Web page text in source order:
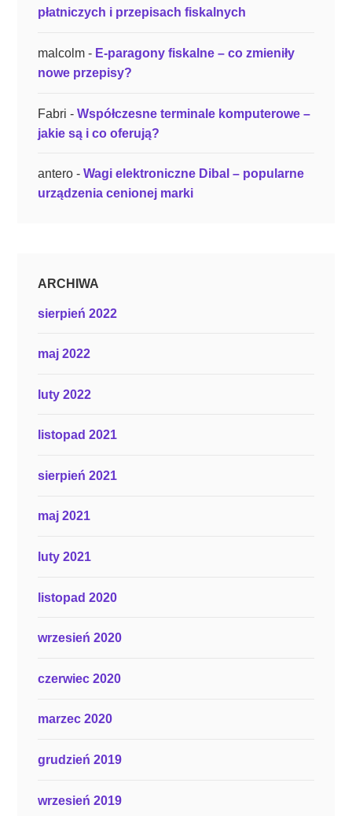
płatniczych i przepisach fiskalnych
malcolm- E-paragony fiskalne – co zmieniły
nowe przepisy?
Fabri - Współczesne terminale komputerowe –
jakie są i co oferują?
antero- Wagi elektroniczne Dibal – popularne
urządzenia cenionej marki
ARCHIWA
sierpień 2022
maj 2022
luty 2022
listopad 2021
sierpień 2021
maj 2021
luty 2021
listopad 2020
wrzesień 2020
czerwiec 2020
marzec 2020
grudzień 2019
wrzesień 2019